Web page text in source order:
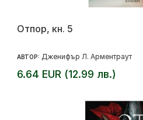
Отпор, кн. 5
АВТОР: Дженифър Л. Арментраут
6.64 EUR (12.99 лв.)